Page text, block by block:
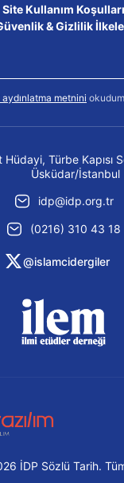
Site Kullanım Koşulları
& Gizlilik
aydınlatma metnini
Türbe Kapısı
Üsküdar/İstanbul
idp@idp.org.tr
(0216) 310 43 18
@islamcidergiler
İDP Sözlü Tarih. Tüm